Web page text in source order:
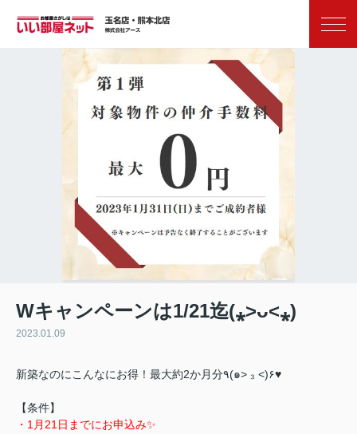
Wキャンペーンは1/21迄(⁎˃ᴗ˂⁎)
2023.01.09
新築なのにこんなにお得！最大約2か月分٩(๑> ₃ <)۶♥
【条件】
・1月21日までにお申込み✨